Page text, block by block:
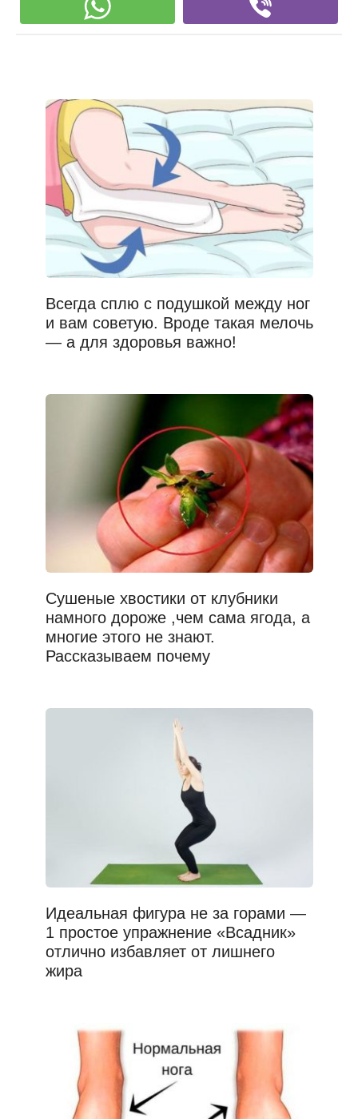
Всегда сплю с подушкой между ног
и вам советую. Вроде такая мелочь
— а для здоровья важно!
Сушеные хвостики от клубники
намного дороже ,чем сама ягода, а
многие этого не знают.
Рассказываем почему
Идеальная фигура не за горами —
1 простое упражнение «Всадник»
отлично избавляет от лишнего
жира